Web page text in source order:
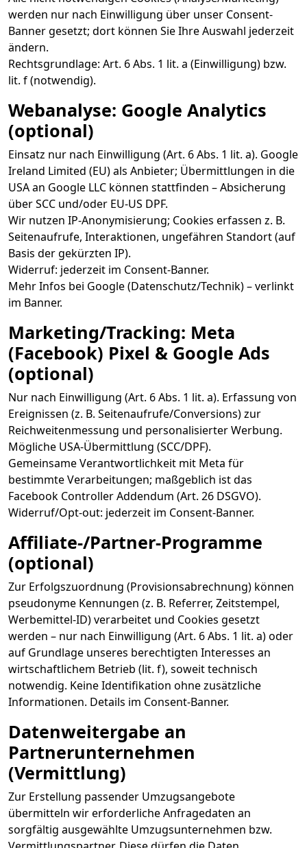
werden nur nach Einwilligung über unser Consent-
Banner gesetzt; dort können Sie Ihre Auswahl jederzeit
ändern.
Rechtsgrundlage: Art. 6 Abs. 1 lit. a (Einwilligung) bzw.
lit. f (notwendig).
Webanalyse: Google Analytics
(optional)
Einsatz nur nach Einwilligung (Art. 6 Abs. 1 lit. a). Google
Ireland Limited (EU) als Anbieter; Übermittlungen in die
USA an Google LLC können stattfinden – Absicherung
über SCC und/oder EU-US DPF.
Wir nutzen IP-Anonymisierung; Cookies erfassen z. B.
Seitenaufrufe, Interaktionen, ungefähren Standort (auf
Basis der gekürzten IP).
Widerruf: jederzeit im Consent-Banner.
Mehr Infos bei Google (Datenschutz/Technik) – verlinkt
im Banner.
Marketing/Tracking: Meta
(Facebook) Pixel & Google Ads
(optional)
Nur nach Einwilligung (Art. 6 Abs. 1 lit. a). Erfassung von
Ereignissen (z. B. Seitenaufrufe/Conversions) zur
Reichweitenmessung und personalisierter Werbung.
Mögliche USA-Übermittlung (SCC/DPF).
Gemeinsame Verantwortlichkeit mit Meta für
bestimmte Verarbeitungen; maßgeblich ist das
Facebook Controller Addendum (Art. 26 DSGVO).
Widerruf/Opt-out: jederzeit im Consent-Banner.
Affiliate-/Partner-Programme
(optional)
Zur Erfolgszuordnung (Provisionsabrechnung) können
pseudonyme Kennungen (z. B. Referrer, Zeitstempel,
Werbemittel-ID) verarbeitet und Cookies gesetzt
werden – nur nach Einwilligung (Art. 6 Abs. 1 lit. a) oder
auf Grundlage unseres berechtigten Interesses an
wirtschaftlichem Betrieb (lit. f), soweit technisch
notwendig. Keine Identifikation ohne zusätzliche
Informationen. Details im Consent-Banner.
Datenweitergabe an
Partnerunternehmen
(Vermittlung)
Zur Erstellung passender Umzugsangebote
übermitteln wir erforderliche Anfragedaten an
sorgfältig ausgewählte Umzugsunternehmen bzw.